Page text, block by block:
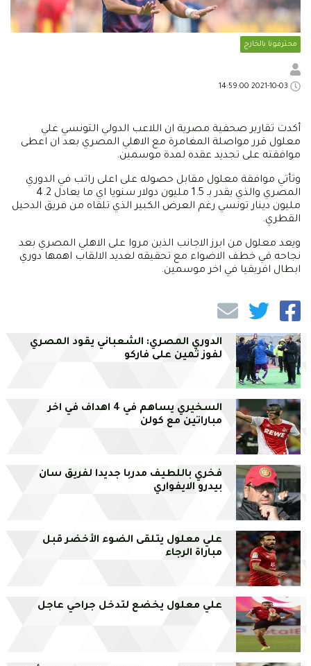
محترفونا بالخارج
أكدت تقارير صحفية مصرية ان اللاعب الدولي التونسي علي
معلول قرر مواصلة المغامرة مع الاهلي المصري بعد ان اعطى
موافقته على تجديد عقده لمدة موسمين.
وتأتي موافقة معلول مقابل حصوله على اعلى راتب في الدوري
المصري والذي يقدر بـ 1.5 مليون دولار سنويا اي ما يعادل 4.2
مليون دينار تونسي رغم العرض الكبير الذي تلقاه من فريق الدحيل
القطري.
ويعد معلول من ابرز الاجانب الذين مروا على الاهلي المصري بعد
نجاحه في خطف الاضواء مع تحقيقه لعديد الالقاب اهمها دوري
ابطال افريقيا في اخر موسمين.
الدوري المصري: الشعباني يقود المصري
لفوز ثمين على فاركو
السخيري يساهم في 4 اهداف في اخر
مباراتين مع كولن
فخري باللطيف مدربا جديدا لفريق سان
بيدرو الايفواري
علي معلول يتلقى الضوء الأخضر قبل
مباراة الرجاء
علي معلول يخضع لتدخل جراحي عاجل